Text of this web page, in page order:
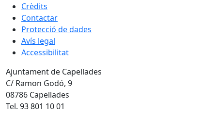
Crèdits
Contactar
Protecció de dades
Avís legal
Accessibilitat
Ajuntament de Capellades
C/ Ramon Godó, 9
08786 Capellades
Tel. 93 801 10 01